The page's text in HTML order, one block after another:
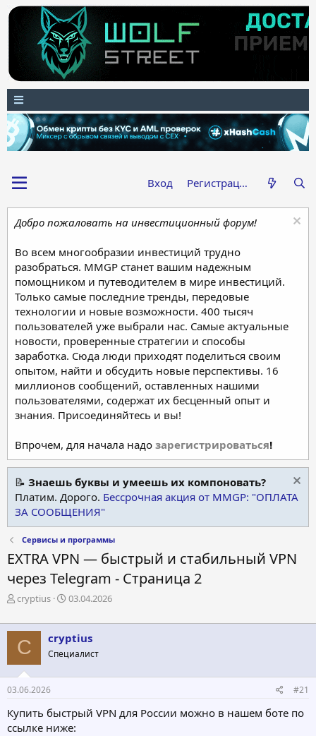
Вход Регистрация
Добро пожаловать на инвестиционный форум!
Во всем многообразии инвестиций трудно
разобраться. MMGP станет вашим надежным
помощником и путеводителем в мире инвестиций.
Только самые последние тренды, передовые
технологии и новые возможности. 400 тысяч
пользователей уже выбрали нас. Самые актуальные
новости, проверенные стратегии и способы
заработка. Сюда люди приходят поделиться своим
опытом, найти и обсудить новые перспективы. 16
миллионов сообщений, оставленных нашими
пользователями, содержат их бесценный опыт и
знания. Присоединяйтесь и вы!
Впрочем, для начала надо зарегистрироваться!
📝 Знаешь буквы и умеешь их компоновать?
Платим. Дорого. Бессрочная акция от MMGP: "ОПЛАТА
ЗА СООБЩЕНИЯ"
Сервисы и программы
EXTRA VPN — быстрый и стабильный VPN
через Telegram - Страница 2
А
т
р
е
м
ы
cryptius
Д
т
а
а
ч
л
а
03.04.2026
C cryptius
Специалист
03.06.2026 #21
Купить быстрый VPN для России можно в нашем боте по
ссылке ниже: